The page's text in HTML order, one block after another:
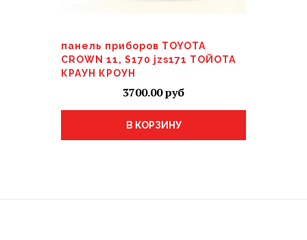
панель приборов TOYOTA
CROWN 11, S170 jzs171 ТОЙОТА
КРАУН КРОУН
3700.00
В КОРЗИНУ